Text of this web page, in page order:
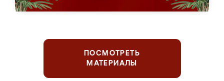
ПОСМОТРЕТЬ
МАТЕРИАЛЫ